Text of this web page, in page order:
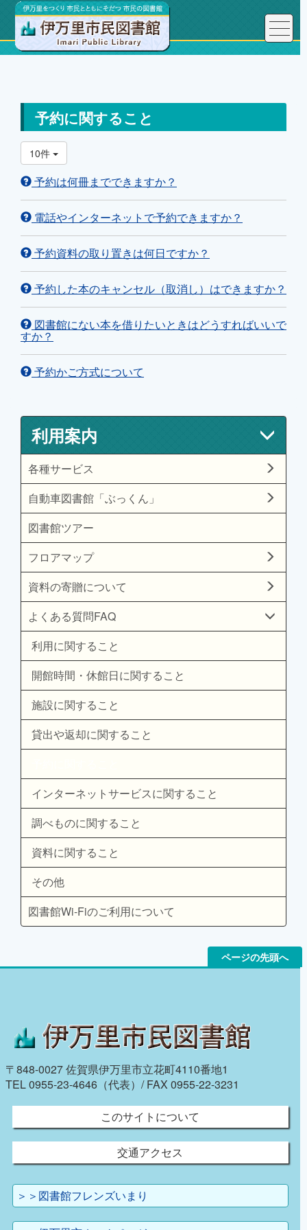
トップページ 利用案内
よくある質問FAQ
予約に関すること
予約に関すること
10件
予約は何冊までできますか？
電話やインターネットで予約できますか？
予約資料の取り置きは何日ですか？
予約した本のキャンセル（取消し）はできますか？
図書館にない本を借りたいときはどうすればいいで
すか？
予約かご方式について
利用案内
各種サービス
自動車図書館「ぶっくん」
図書館ツアー
フロアマップ
資料の寄贈について
よくある質問FAQ
利用に関すること
開館時間・休館日に関すること
施設に関すること
貸出や返却に関すること
インターネットサービスに関すること
調べものに関すること
資料に関すること
その他
図書館Wi-Fiのご利用について
ページの先頭へ
〒848-0027 佐賀県伊万里市立花町4110番地1
TEL 0955-23-4646（代表）/ FAX 0955-22-3231
このサイトについて
交通アクセス
＞＞図書館フレンズいまり